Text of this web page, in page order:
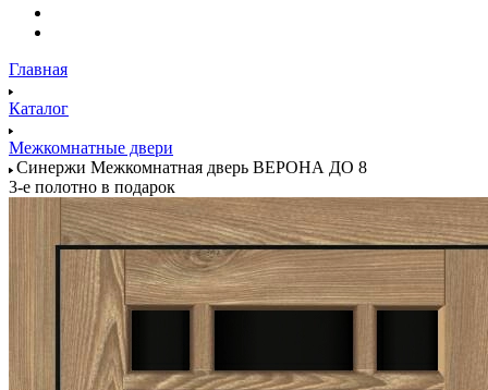
Главная
Каталог
Межкомнатные двери
Синержи Межкомнатная дверь ВЕРОНА ДО 8
3-е полотно в подарок